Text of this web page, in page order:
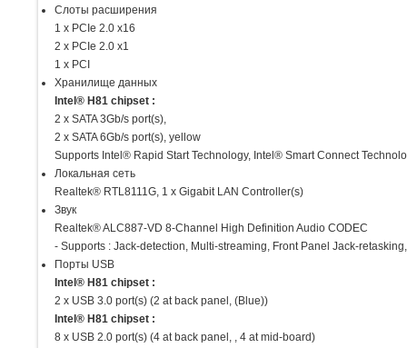
Слоты расширения
1 x PCIe 2.0 x16
2 x PCIe 2.0 x1
1 x PCI
Хранилище данных
Intel® H81 chipset :
2 x SATA 3Gb/s port(s),
2 x SATA 6Gb/s port(s), yellow
Supports Intel® Rapid Start Technology, Intel® Smart Connect
Локальная сеть
Realtek® RTL8111G, 1 x Gigabit LAN Controller(s)
Звук
Realtek® ALC887-VD 8-Channel High Definition Audio CODEC
- Supports : Jack-detection, Multi-streaming, Front Panel Jack-
Порты USB
Intel® H81 chipset :
2 x USB 3.0 port(s) (2 at back panel, (Blue))
Intel® H81 chipset :
8 x USB 2.0 port(s) (4 at back panel, , 4 at mid-board)